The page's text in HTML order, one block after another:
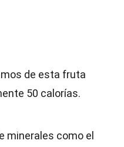
de esta fruta
50 calorías.
minerales como el